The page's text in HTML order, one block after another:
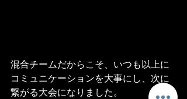
混合チームだからこそ、いつも以上に
コミュニケーションを大事にし、次に
繋がる大会になりました。